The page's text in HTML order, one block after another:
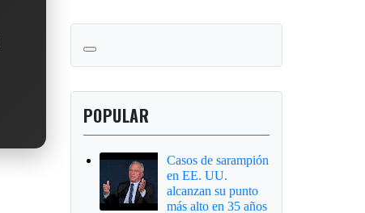
POPULAR
Casos de sarampión
en EE. UU.
alcanzan su punto
más alto en 35 años